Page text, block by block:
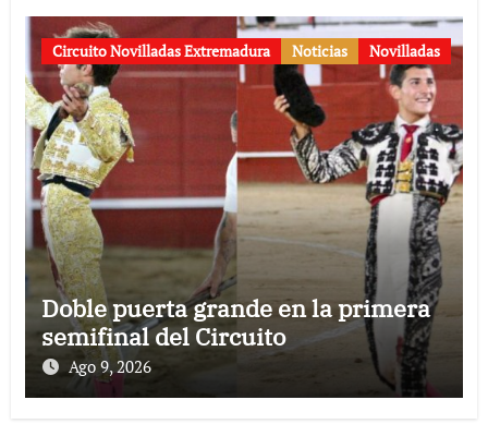
Circuito Novilladas Extremadura Noticias Novilladas
Doble puerta grande en la primera
semifinal del Circuito
Ago 9, 2026